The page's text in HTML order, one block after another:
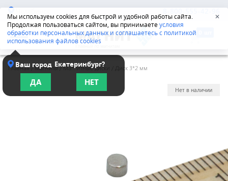
Мы используем cookies для быстрой и удобной работы сайта.
Продолжая пользоваться сайтом, вы принимаетеусловия
обработки персональных данных и соглашаетесь с политикой
использования файлов cookies
✕
Челябинск 8-800-555-42-96
Ваш город Екатеринбург?
ДА НЕТ
Главная /Магниты/Магнитные диски Диск 3*2 мм
Нет в наличии